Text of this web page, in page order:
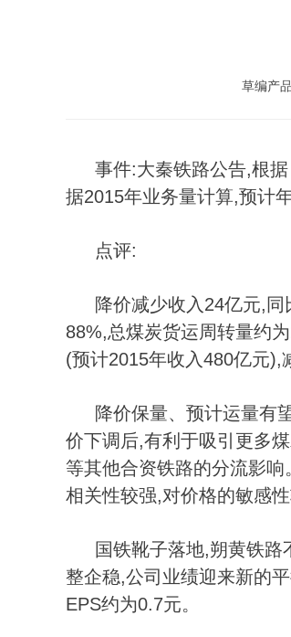
草编产
事件:大秦铁路公告,根
据2015年业务量计算,预计
点评:
降价减少收入24亿元,
88%,总煤炭货运周转量约
(预计2015年收入480亿元),
降价保量、预计运量有
价下调后,有利于吸引更多
等其他合资铁路的分流影
相关性较强,对价格的敏感
国铁靴子落地,朔黄铁
整企稳,公司业绩迎来新的
EPS约为0.7元。